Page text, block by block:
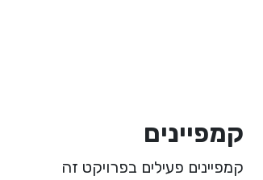
קמפיינים
קמפיינים פעילים בפרויקט זה